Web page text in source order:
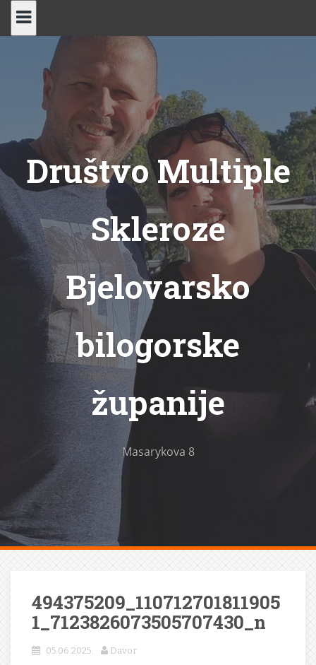
Skip
Društvo Multiple
Skleroze
Bjelovarsko
bilogorske
županije
Masarykova 8
494375209_110712701811905
1_7123826073505707430_n
05.06.2025. Davor